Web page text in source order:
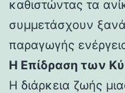
καθιστώντας τα
συμμετάσχουν ξανά
παραγωγής
Η Επίδραση των
Η διάρκεια ζωής